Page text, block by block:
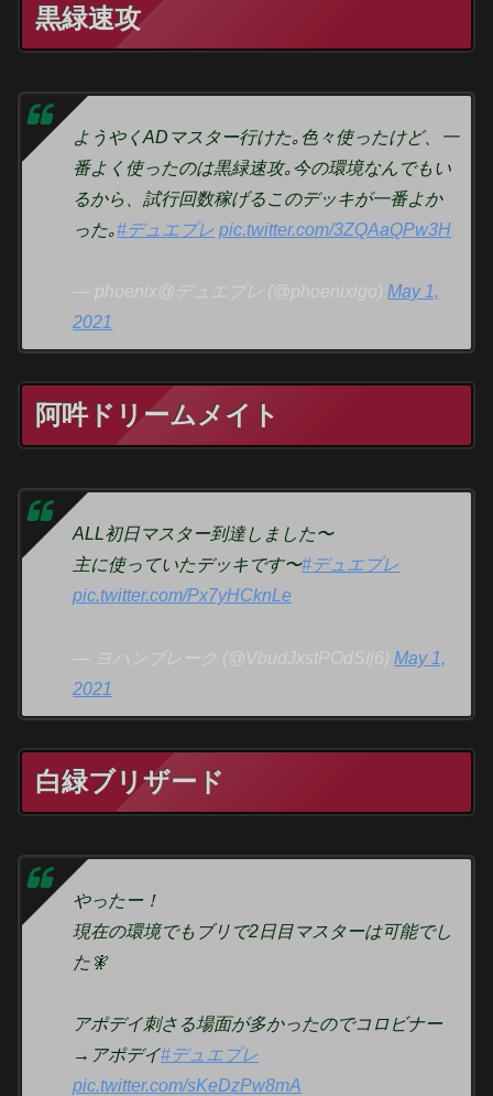
黒緑速攻
ようやくADマスター行けた｡色々使ったけど、一
番よく使ったのは黒緑速攻｡今の環境なんでもい
るから、試行回数稼げるこのデッキが一番よか
った｡#デュエプレ pic.twitter.com/3ZQAaQPw3H
— phoenix@デュエプレ (@phoenixigo)May 1,
2021
阿吽ドリームメイト
ALL初日マスター到達しました〜
主に使っていたデッキです〜#デュエプレ
pic.twitter.com/Px7yHCknLe
— ヨハンブレーク (@VbudJxstPOdSIj6)May 1,
2021
白緑ブリザード
やったー！
現在の環境でもブリで2日目マスターは可能でし
た🧚
アポデイ刺さる場面が多かったのでコロビナー
→アポデイ#デュエプレ
pic.twitter.com/sKeDzPw8mA